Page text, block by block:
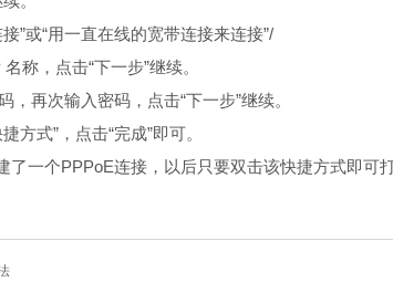
”或“用一直在线的宽带连接来连接”/
称，点击“下一步”继续。
再次输入密码，点击“下一步”继续。
方式”，点击“完成”即可。
一个PPPoE连接，以后只要双击该快捷方式即可打